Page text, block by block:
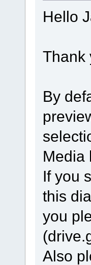
Hello
Thank
By
Media
If you
this
you
Also